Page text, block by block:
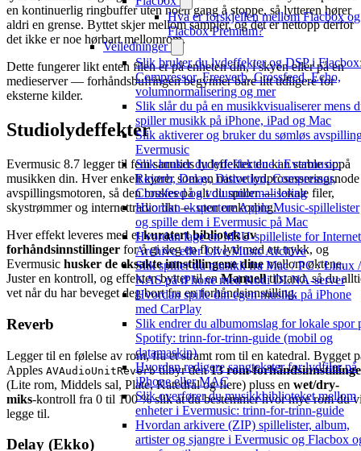
Hva er forskjellen mellom Flacbox og
Flacbox Premium?
Veiledninger
Slik bruker du lydeffekter og DSP i
Compressor, Freeverb, Crossfeed, Echo,
volumnormalisering og mer
Slik slår du på en musikkvisualiserer mens
spiller musikk på iPhone, iPad og Mac
Slik aktiverer og bruker du sømløs
Evermusic
Slik bruker du lydeffektene i Evermusic:
Reverb, Delay, Distortion, Compressor,
Crossfeed og volumnormalisering
Hvordan eksportere Apple Music-spillelister
og spille dem i Evermusic på Mac
Hvordan lage en M3U-spilleliste for Internet
Archive eller Live Music Archive
Slik spiller du musikk fra Mac / PC / Linux /
NAS på iPhone med Kodi DLNA-server
Hvordan spille din egen musikk på iPhone
med CarPlay
Slik endrer du albumomslag for lokale spor
Spotify: trinn-for-trinn-guide (mobil og
datamaskin)
Hvordan redigere sangtekster for lydfiler på
iPhone eller MAC
Slik overfører du musikkbiblioteket mellom
enheter i Evermusic: trinn-for-trinn-guide
Hvordan arkivere (ZIP) spillelister, album,
artister og sjangre i Evermusic og Flacbox
en kontinuerlig ringbuffer uten noen gang å stoppe, så lytteren hører
aldri en grense. Byttet skjer mellom sampler, og det er nettopp derfor
det ikke er noe hørbart mellomrom.
Dette fungerer likt enten filen er på enheten din, i skyen eller på en
medieserver — forhåndsbufringen begynner bare litt tidligere for
eksterne kilder.
Studiolydeffekter
Evermusic 8.7 legger til fem sanntids lydeffekter du kan stable oppå
musikken din. Hver enkelt kjører som en native
avspillingsmotoren, så den brukes på alt du spiller — lokale filer,
skystrømmer og internettradio likt — uten omkoding.
Hver effekt leveres med etkuratert bibliotek av
forhåndsinnstillinger for å gi deg en flott lyd med ett trykk, og
Evermusic husker de eksakte innstillingene dinemellom øktene.
Juster en kontroll, og effekten bytter til enManuelltilstand, så du
vet når du har beveget deg bort fra en forhåndsinnstilling.
Reverb
Legger til en følelse av rom, fra et stramt rom til en katedral. Bygget
Apples AVAudioUnitReverbtilbyr den13 rom-
(Lite rom, Middels sal, Plate, Katedral og flere) pluss en wet/dry-
miks-kontroll fra 0 til 100 % slik at du bestemmer hvor mye rom du
legge til.
Delay (Ekko)